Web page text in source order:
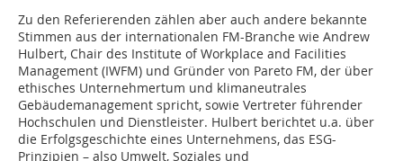
Zu den Referierenden zählen aber auch andere bekannte
Stimmen aus der internationalen FM-Branche wie Andrew
Hulbert, Chair des Institute of Workplace and Facilities
Management (IWFM) und Gründer von Pareto FM, der über
ethisches Unternehmertum und klimaneutrales
Gebäudemanagement spricht, sowie Vertreter führender
Hochschulen und Dienstleister. Hulbert berichtet u.a. über
die Erfolgsgeschichte eines Unternehmens, das ESG-
Prinzipien – also Umwelt, Soziales und